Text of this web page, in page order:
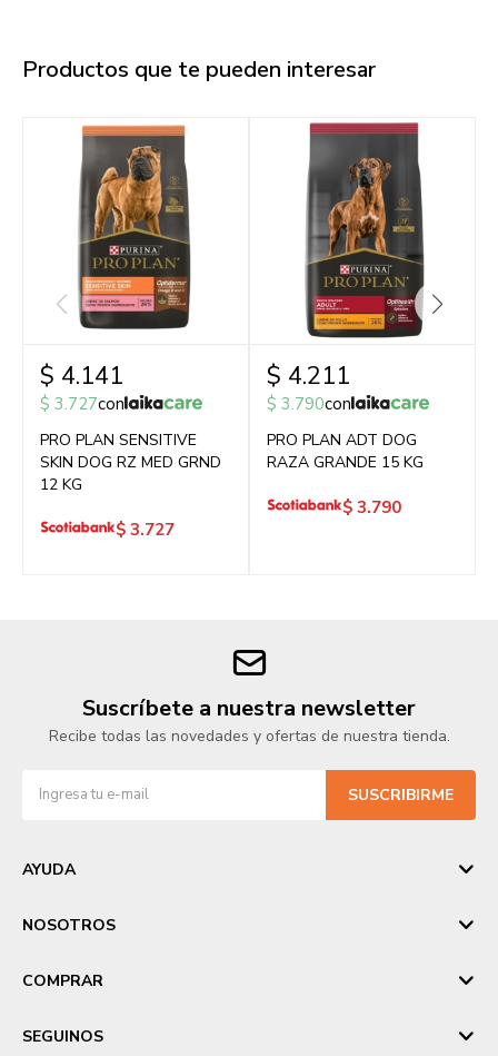
Productos que te pueden interesar
$ 4.141
$ 3.727con
PRO PLAN SENSITIVE
SKIN DOG RZ MED GRND
12 KG
$ 3.727
$ 4.211
$ 3.790con
PRO PLAN ADT DOG
RAZA GRANDE 15 KG
$ 3.790
Suscríbete a nuestra newsletter
Recibe todas las novedades y ofertas de nuestra tienda.
SUSCRIBIRME
AYUDA
NOSOTROS
COMPRAR
SEGUINOS